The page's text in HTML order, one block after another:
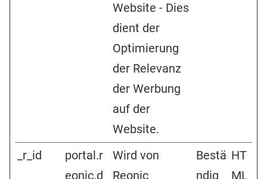
Website - Dies
dient der
Optimierung
der Relevanz
der Werbung
auf der
Website.
_r_id
portal.r
eonic.d
Wird von
Reonic
Bestä
ndig
HT
ML